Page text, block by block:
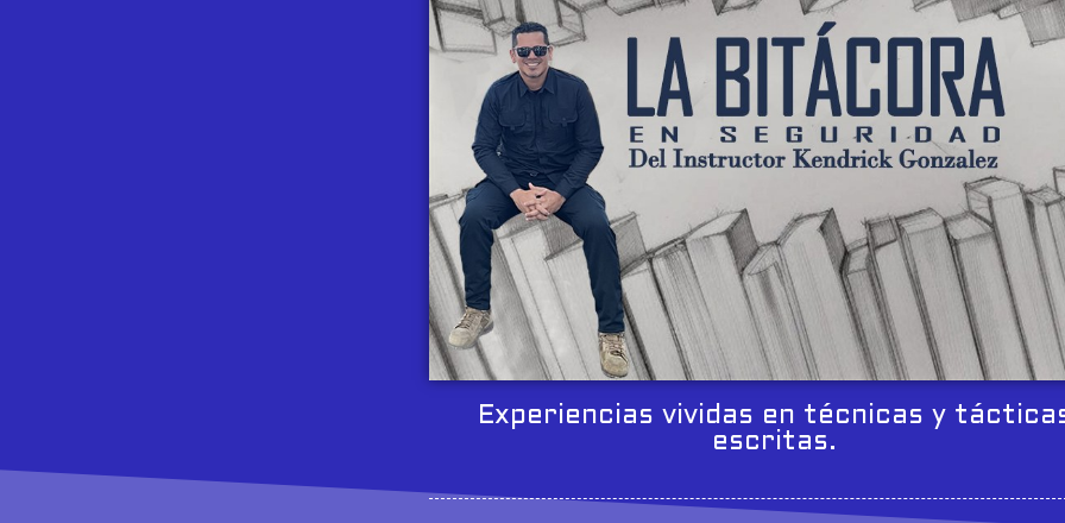
Experiencias vividas en técnicas y
escritas.